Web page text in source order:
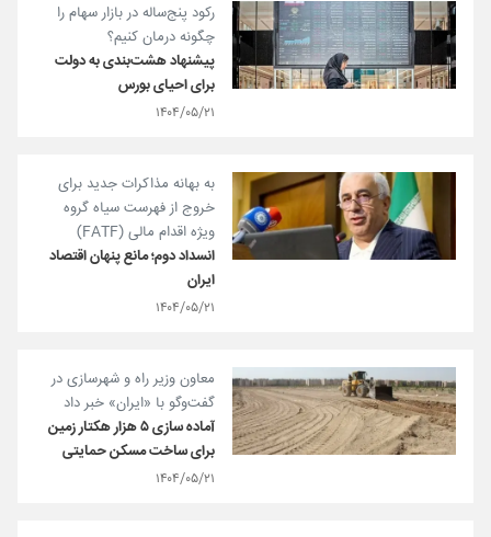
رکود پنج‌ساله در بازار سهام را
چگونه درمان کنیم؟
پیشنهاد هشت‌بندی به دولت
برای احیای بورس
۱۴۰۴/۰۵/۲۱
به بهانه مذاکرات جدید برای
خروج از فهرست سیاه گروه
ویژه اقدام مالی (FATF)
انسداد دوم؛ مانع پنهان اقتصاد
ایران
۱۴۰۴/۰۵/۲۱
معاون وزیر راه و شهرسازی در
گفت‌وگو با «ایران» خبر داد
آماده سازی ۵ هزار هکتار زمین
برای ساخت مسکن حمایتی
۱۴۰۴/۰۵/۲۱